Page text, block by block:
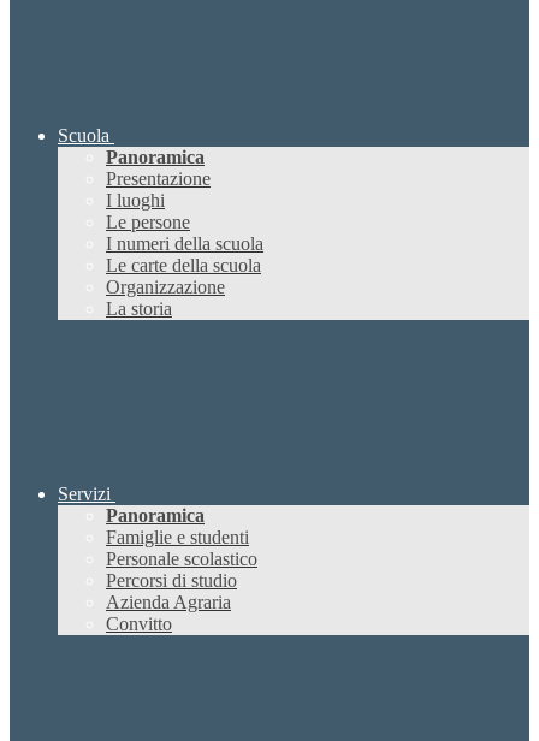
Scuola
Panoramica
Presentazione
I luoghi
Le persone
I numeri della scuola
Le carte della scuola
Organizzazione
La storia
Servizi
Panoramica
Famiglie e studenti
Personale scolastico
Percorsi di studio
Azienda Agraria
Convitto